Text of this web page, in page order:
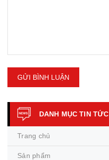
GỬI BÌNH LUẬN
DANH MỤC TIN TỨC
Trang chủ
Sản phẩm